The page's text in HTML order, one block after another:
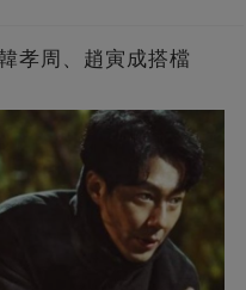
孝周、趙寅成搭檔